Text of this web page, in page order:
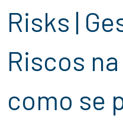
Risks |
Riscos
como se